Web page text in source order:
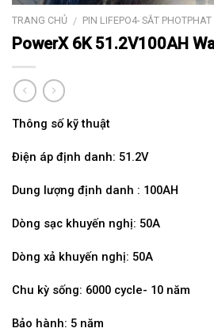
TRANG CHỦ / PIN LIFEPO4- SẮT PHOTPHAT
PowerX 6K 51.2V100AH
Thông số kỹ thuật
Điện áp định danh: 51.2V
Dung lượng định danh : 100AH
Dòng sạc khuyến nghị: 50A
Dòng xả khuyến nghị: 50A
Chu kỳ sống: 6000 cycle- 10 năm
Bảo hành: 5 năm